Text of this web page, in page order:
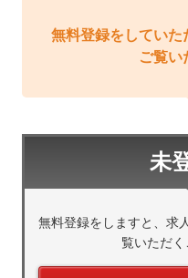
無料登録をしていた
ご覧い
未
無料登録をしますと、求
覧いただく